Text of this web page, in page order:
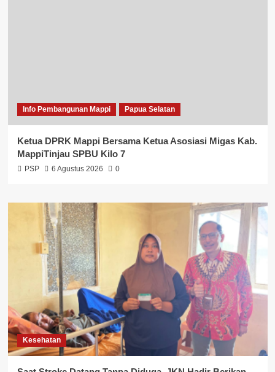
Info Pembangunan Mappi Papua Selatan
Ketua DPRK Mappi Bersama Ketua Asosiasi Migas Kab.
MappiTinjau SPBU Kilo 7
PSP 6 Agustus 2026 0
Kesehatan